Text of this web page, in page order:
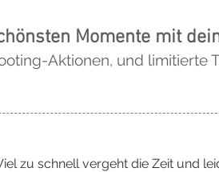
Aktionen, und limitierte
Momente mit
zu schnell vergeht die Zeit und